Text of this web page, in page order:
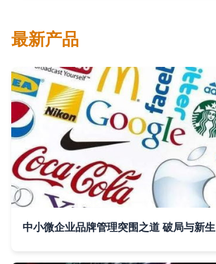
最新产品
中小微企业品牌管理突围之道 破局与新生